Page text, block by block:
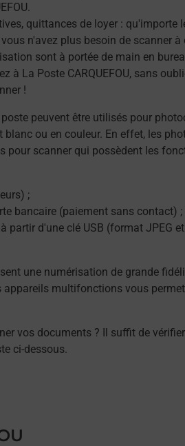
quittances de loyer : qu'importe
n'avez plus besoin de scanner à
sont à portée de main en
à La Poste CARQUEFOU, sans
!
peuvent être utilisés pour
ou en couleur. En effet, les
pour scanner qui possèdent les
;
bancaire (paiement sans contact) ;
partir d'une clé USB (format JPEG
une numérisation de grande
appareils multifonctions vous
vos documents ? Il suffit de
ci-dessous.